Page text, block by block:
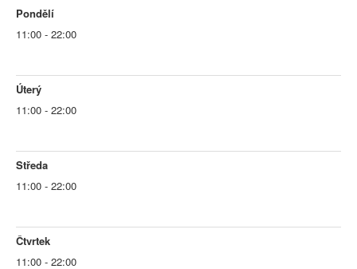
Pondělí
11:00 - 22:00
Úterý
11:00 - 22:00
Středa
11:00 - 22:00
Čtvrtek
11:00 - 22:00